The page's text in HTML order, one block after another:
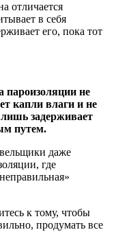
отличается
в себя
его, пока тот
пароизоляции не
капли влаги и не
задерживает
путем.
даже
где
к тому, чтобы
продумать все